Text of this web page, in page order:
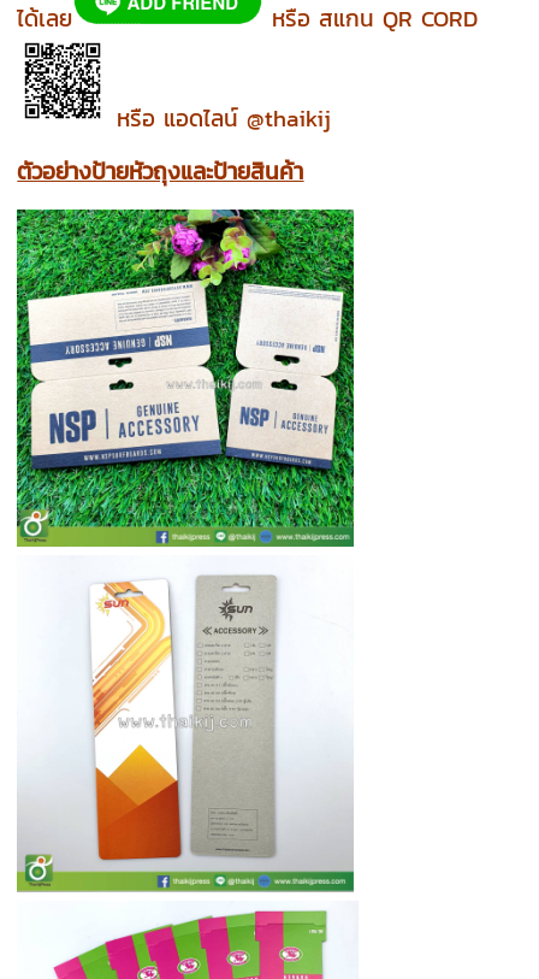
ได้เลย
หรือ สแกน QR CORD
หรือ แอดไลน์ @thaikij
ตัวอย่างป้ายหัวถุงและป้ายสินค้า